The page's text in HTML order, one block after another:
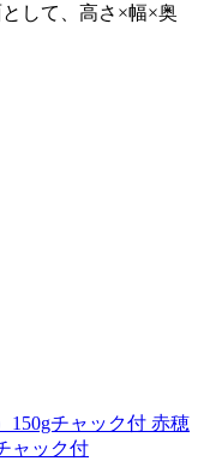
して、高さ×幅×奥
赤穂
ャック付